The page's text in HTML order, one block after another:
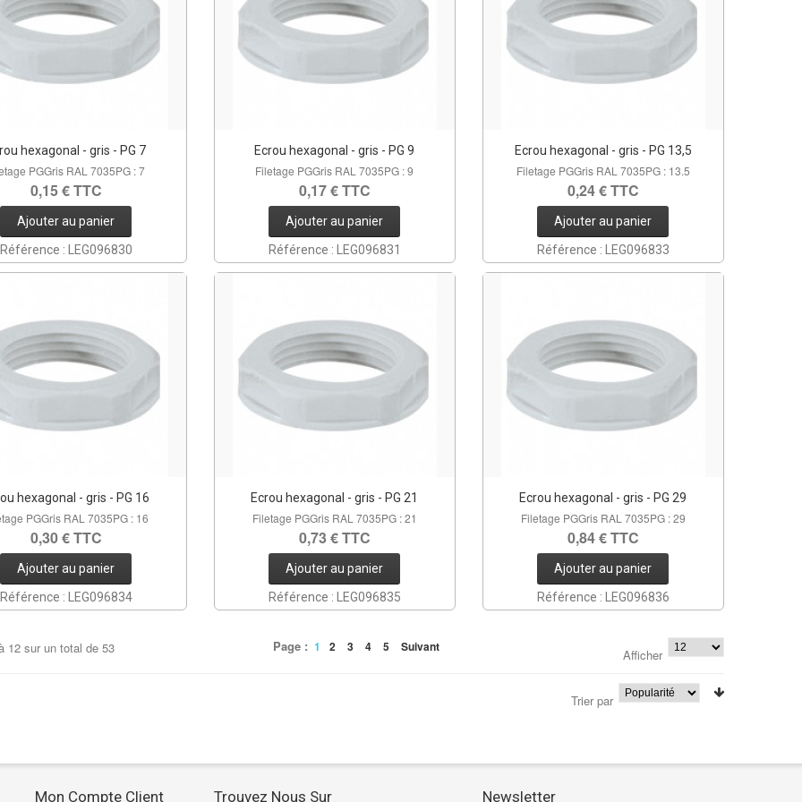
hexagonal - gris - PG 7
PGGris RAL 7035PG : 7
0,15 € TTC
Ajouter au panier
Référence : LEG096830
Ecrou hexagonal - gris - PG 9
Filetage PGGris RAL 7035PG : 9
0,17 € TTC
Ajouter au panier
Référence : LEG096831
Ecrou hexagonal - gris - PG 13,5
Filetage PGGris RAL 7035PG : 13.5
0,24 € TTC
Ajouter au panier
Référence : LEG096833
hexagonal - gris - PG 16
PGGris RAL 7035PG : 16
0,30 € TTC
Ajouter au panier
Référence : LEG096834
Ecrou hexagonal - gris - PG 21
Filetage PGGris RAL 7035PG : 21
0,73 € TTC
Ajouter au panier
Référence : LEG096835
Ecrou hexagonal - gris - PG 29
Filetage PGGris RAL 7035PG : 29
0,84 € TTC
Ajouter au panier
Référence : LEG096836
12 sur un total de 53 Afficher
Page : 1 2 3 4 5 Suivant
Trier par
Mon Compte Client Trouvez Nous Sur Newsletter